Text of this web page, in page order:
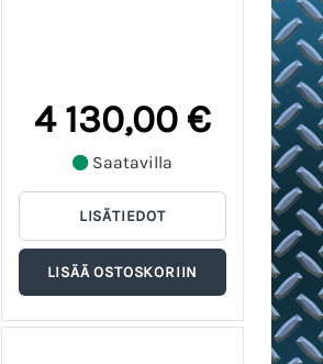
4 130,00 €
Saatavilla